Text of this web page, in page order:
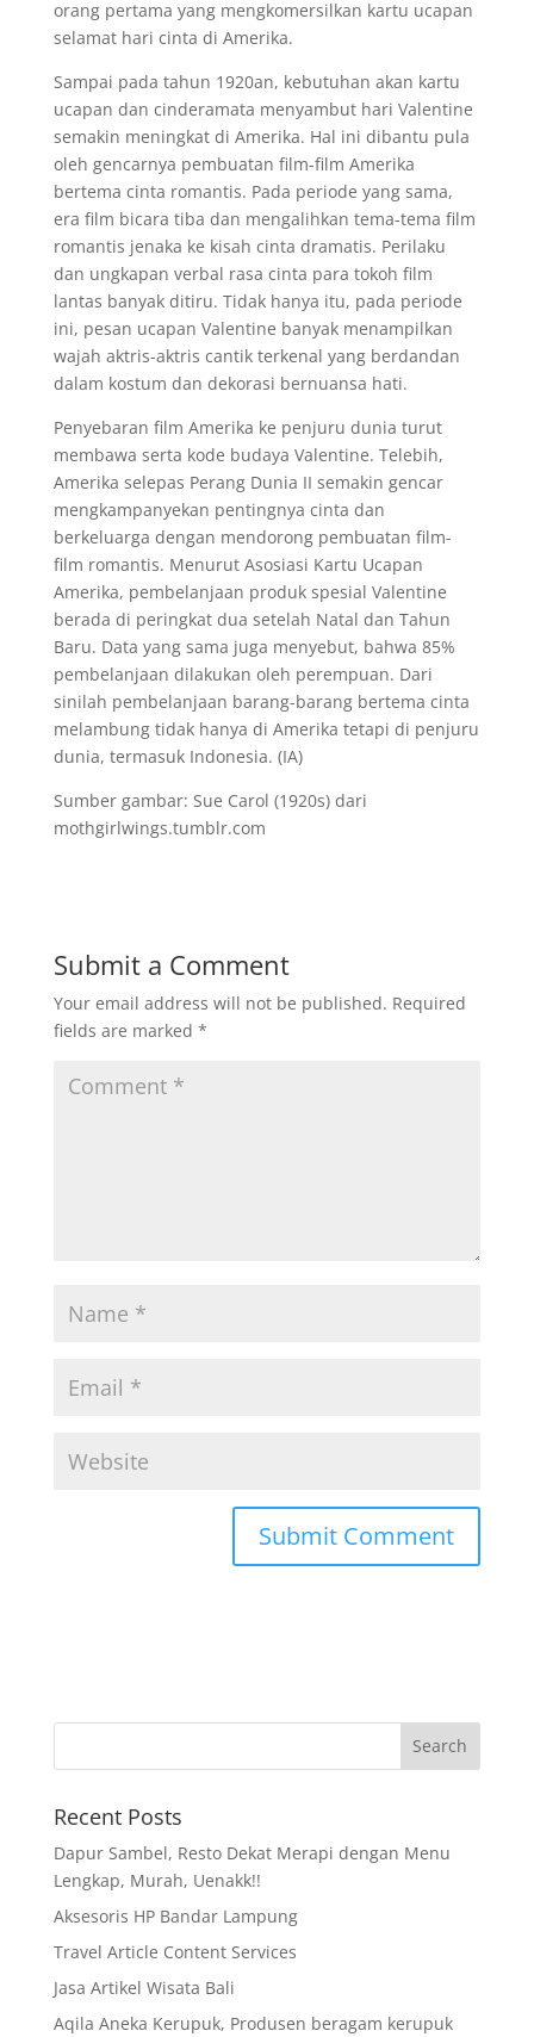
orang pertama yang mengkomersilkan kartu ucapan
selamat hari cinta di Amerika.
Sampai pada tahun 1920an, kebutuhan akan kartu
ucapan dan cinderamata menyambut hari Valentine
semakin meningkat di Amerika. Hal ini dibantu pula
oleh gencarnya pembuatan film-film Amerika
bertema cinta romantis. Pada periode yang sama,
era film bicara tiba dan mengalihkan tema-tema film
romantis jenaka ke kisah cinta dramatis. Perilaku
dan ungkapan verbal rasa cinta para tokoh film
lantas banyak ditiru. Tidak hanya itu, pada periode
ini, pesan ucapan Valentine banyak menampilkan
wajah aktris-aktris cantik terkenal yang berdandan
dalam kostum dan dekorasi bernuansa hati.
Penyebaran film Amerika ke penjuru dunia turut
membawa serta kode budaya Valentine. Telebih,
Amerika selepas Perang Dunia II semakin gencar
mengkampanyekan pentingnya cinta dan
berkeluarga dengan mendorong pembuatan film-
film romantis. Menurut Asosiasi Kartu Ucapan
Amerika, pembelanjaan produk spesial Valentine
berada di peringkat dua setelah Natal dan Tahun
Baru. Data yang sama juga menyebut, bahwa 85%
pembelanjaan dilakukan oleh perempuan. Dari
sinilah pembelanjaan barang-barang bertema cinta
melambung tidak hanya di Amerika tetapi di penjuru
dunia, termasuk Indonesia. (IA)
Sumber gambar: Sue Carol (1920s) dari
mothgirlwings.tumblr.com
Submit a Comment
Your email address will not be published. Required
fields are marked *
Recent Posts
Dapur Sambel, Resto Dekat Merapi dengan Menu
Lengkap, Murah, Uenakk!!
Aksesoris HP Bandar Lampung
Travel Article Content Services
Jasa Artikel Wisata Bali
Aqila Aneka Kerupuk, Produsen beragam kerupuk